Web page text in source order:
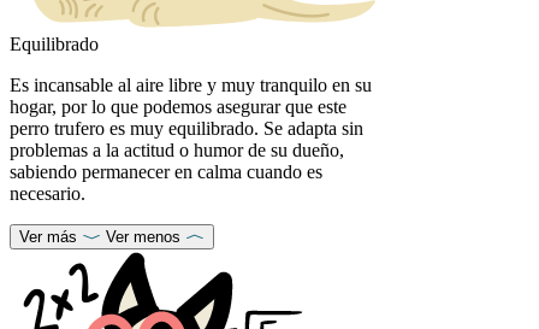
Equilibrado
Es incansable al aire libre y muy tranquilo en su
hogar, por lo que podemos asegurar que este
perro trufero es muy equilibrado. Se adapta sin
problemas a la actitud o humor de su dueño,
sabiendo permanecer en calma cuando es
necesario.
Ver más Ver menos